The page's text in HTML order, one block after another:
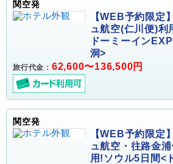
関空発
【WEB予約限定
ュ航空(仁川便)利
ドーミーイン
洞>
旅行代金： 62,600〜136,500円
関空発
【WEB予約限定
ュ航空・往路金
用!ソウル5日間<